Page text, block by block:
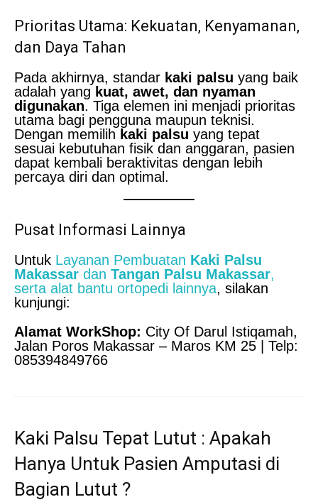
Prioritas Utama: Kekuatan, Kenyamanan,
dan Daya Tahan
Pada akhirnya, standar kaki palsu yang baik
adalah yang kuat, awet, dan nyaman
digunakan. Tiga elemen ini menjadi prioritas
utama bagi pengguna maupun teknisi.
Dengan memilih kaki palsu yang tepat
sesuai kebutuhan fisik dan anggaran, pasien
dapat kembali beraktivitas dengan lebih
percaya diri dan optimal.
Pusat Informasi Lainnya
Untuk Layanan Pembuatan Kaki Palsu
Makassar dan Tangan Palsu Makassar,
serta alat bantu ortopedi lainnya, silakan
kunjungi:
Alamat WorkShop: City Of Darul Istiqamah,
Jalan Poros Makassar – Maros KM 25 | Telp:
085394849766
Kaki Palsu Tepat Lutut : Apakah
Hanya Untuk Pasien Amputasi di
Bagian Lutut ?